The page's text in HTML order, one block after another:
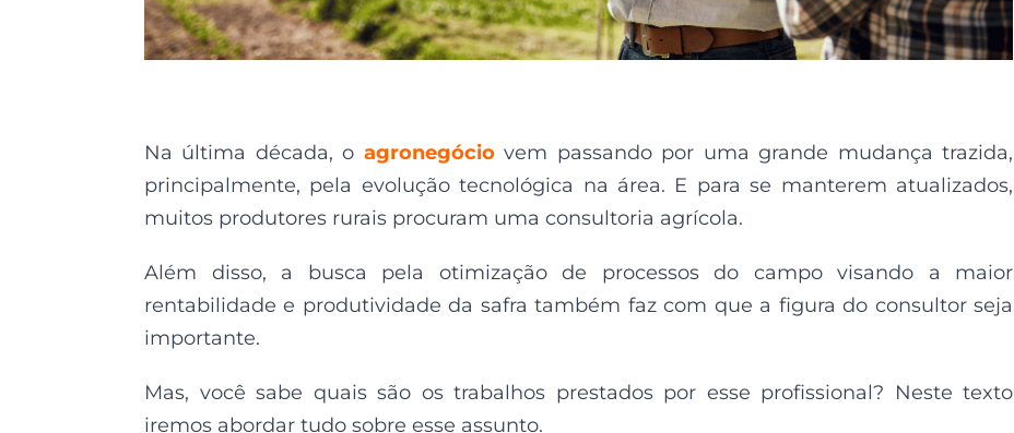
Na última década, o agronegócio vem passando por uma grande mudança trazida,
principalmente, pela evolução tecnológica na área. E para se manterem atualizados,
muitos produtores rurais procuram uma consultoria agrícola.
Além disso, a busca pela otimização de processos do campo visando a maior
rentabilidade e produtividade da safra também faz com que a figura do consultor seja
importante.
Mas, você sabe quais são os trabalhos prestados por esse profissional? Neste texto
iremos abordar tudo sobre esse assunto.